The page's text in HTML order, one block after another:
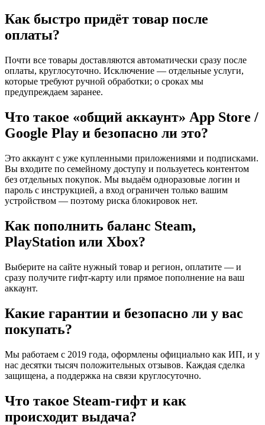
Как быстро придёт товар после
оплаты?
Почти все товары доставляются автоматически сразу после
оплаты, круглосуточно. Исключение — отдельные услуги,
которые требуют ручной обработки; о сроках мы
предупреждаем заранее.
Что такое «общий аккаунт» App Store /
Google Play и безопасно ли это?
Это аккаунт с уже купленными приложениями и подписками.
Вы входите по семейному доступу и пользуетесь контентом
без отдельных покупок. Мы выдаём одноразовые логин и
пароль с инструкцией, а вход ограничен только вашим
устройством — поэтому риска блокировок нет.
Как пополнить баланс Steam,
PlayStation или Xbox?
Выберите на сайте нужный товар и регион, оплатите — и
сразу получите гифт-карту или прямое пополнение на ваш
аккаунт.
Какие гарантии и безопасно ли у вас
покупать?
Мы работаем с 2019 года, оформлены официально как ИП, и у
нас десятки тысяч положительных отзывов. Каждая сделка
защищена, а поддержка на связи круглосуточно.
Что такое Steam-гифт и как
происходит выдача?